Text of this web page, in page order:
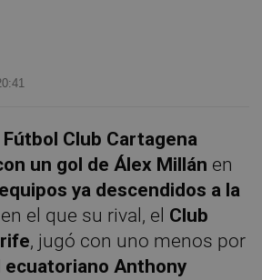
Fútbol Club Cartagena
un gol de Álex Millán en
ya descendidos a la
el que su rival, el Club
, jugó con uno menos por
ecuatoriano Anthony